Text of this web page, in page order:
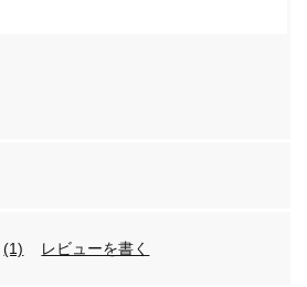
(1) レビューを書く